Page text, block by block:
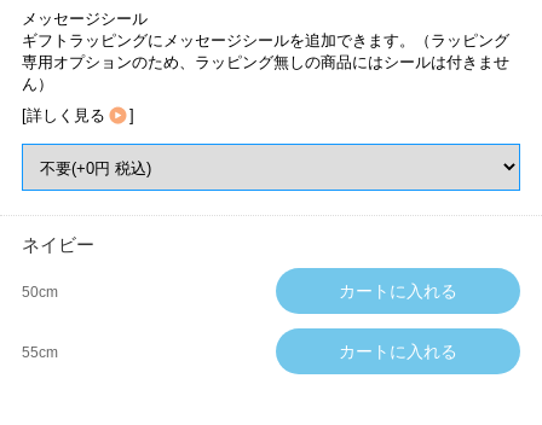
メッセージシール
ギフトラッピングにメッセージシールを追加できます。（ラッピング
専用オプションのため、ラッピング無しの商品にはシールは付きませ
ん）
[詳しく見る ]
ネイビー
50cm
55cm